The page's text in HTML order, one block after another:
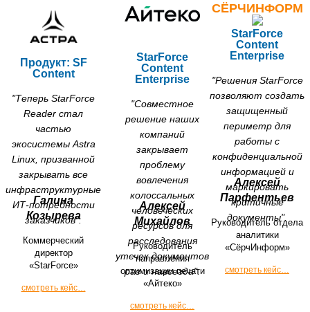
Продукт: SF
Content
"Теперь StarForce
Reader стал
частью
экосистемы Astra
Linux, призванной
закрывать все
инфраструктурные
ИТ-потребности
заказчиков".
Галина
Козырева
Коммерческий
директор
«StarForce»
смотреть кейс…
StarForce
Content
Enterprise
"Совместное
решение наших
компаний
закрывает
проблему
вовлечения
колоссальных
человеческих
ресурсов для
расследования
утечек документов
раз и навсегда".
Алексей
Михайлов
Руководитель
направления
оптимизации печати
«Айтеко»
смотреть кейс…
СЁРЧИНФОРМ
StarForce
Content
Enterprise
"Решения StarForce
позволяют создать
защищенный
периметр для
работы с
конфиденциальной
информацией и
маркировать
критичные
документы".
Алексей
Парфентьев
Руководитель отдела
аналитики
«СёрчИнформ»
смотреть кейс…